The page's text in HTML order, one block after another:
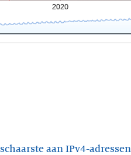
schaarste aan IPv4-adressen